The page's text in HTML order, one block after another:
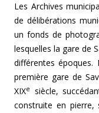
Les Archives
de délibérations
un fonds de
lesquelles la gare de
différentes
première gare de
XIXe
siècle,
construite en pierre,